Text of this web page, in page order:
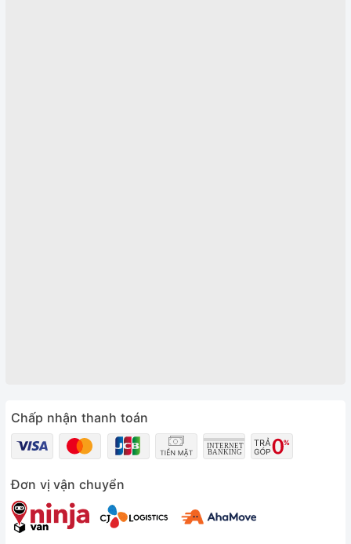
Chấp nhận thanh toán
Đơn vị vận chuyển